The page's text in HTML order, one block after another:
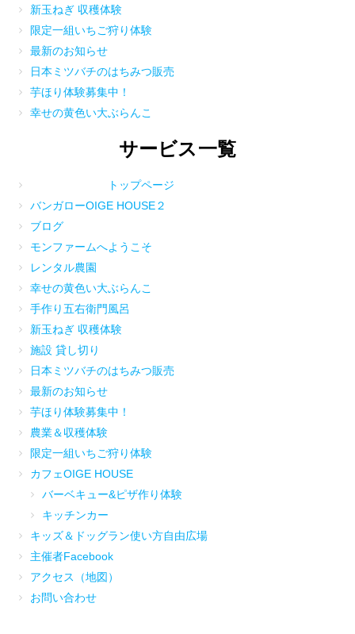
新玉ねぎ 収穫体験
限定一組いちご狩り体験
最新のお知らせ
日本ミツバチのはちみつ販売
芋ほり体験募集中！
幸せの黄色い大ぶらんこ
サービス一覧
トップページ
バンガローOIGE HOUSE２
ブログ
モンファームへようこそ
レンタル農園
幸せの黄色い大ぶらんこ
手作り五右衛門風呂
新玉ねぎ 収穫体験
施設 貸し切り
日本ミツバチのはちみつ販売
最新のお知らせ
芋ほり体験募集中！
農業＆収穫体験
限定一組いちご狩り体験
カフェOIGE HOUSE
バーベキュー&ピザ作り体験
キッチンカー
キッズ＆ドッグラン使い方自由広場
主催者Facebook
アクセス（地図）
お問い合わせ